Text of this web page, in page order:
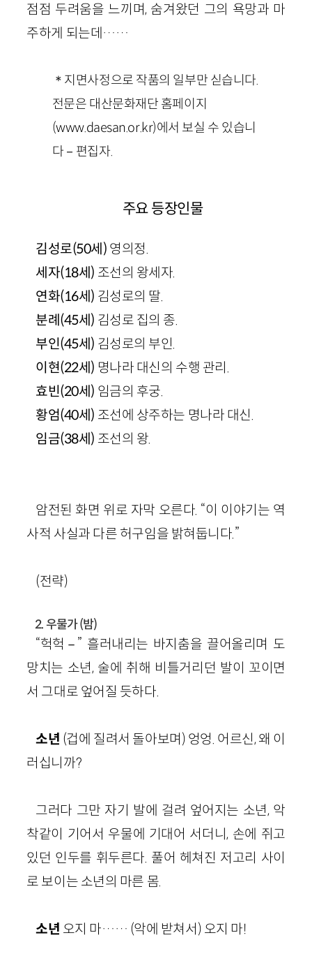
점점 두려움을 느끼며, 숨겨왔던 그의 욕망과 마
주하게 되는데……
＊지면사정으로 작품의 일부만 싣습니다.
전문은 대산문화재단 홈페이지
(www.daesan.or.kr)에서 보실 수 있습니
다－편집자.
주요 등장인물
김성로(50세) 영의정.
세자(18세) 조선의 왕세자.
연화(16세) 김성로의 딸.
분례(45세) 김성로 집의 종.
부인(45세) 김성로의 부인.
이현(22세) 명나라 대신의 수행 관리.
효빈(20세) 임금의 후궁.
황엄(40세) 조선에 상주하는 명나라 대신.
임금(38세) 조선의 왕.
암전된 화면 위로 자막 오른다. “이 이야기는 역
사적 사실과 다른 허구임을 밝혀둡니다.”
(전략)
2. 우물가 (밤)
“헉헉－” 흘러내리는 바지춤을 끌어올리며 도
망치는 소년, 술에 취해 비틀거리던 발이 꼬이면
서 그대로 엎어질 듯하다.
소년 (겁에 질려서 돌아보며) 엉엉. 어르신, 왜 이
러십니까?
그러다 그만 자기 발에 걸려 엎어지는 소년, 악
착같이 기어서 우물에 기대어 서더니, 손에 쥐고
있던 인두를 휘두른다. 풀어 헤쳐진 저고리 사이
로 보이는 소년의 마른 몸.
소년 오지 마…… (악에 받쳐서) 오지 마!